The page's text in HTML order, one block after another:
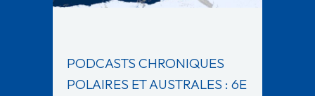
PODCASTS CHRONIQUES
POLAIRES ET AUSTRALES : 6E